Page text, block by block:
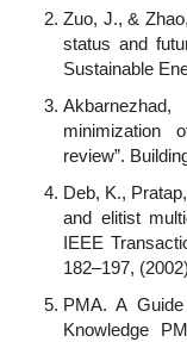
Zuo, J., &
status and
Sustainable
minimization
review”.
Deb, K.,
and elitist
IEEE
182–197,
PMA. A
Knowledge